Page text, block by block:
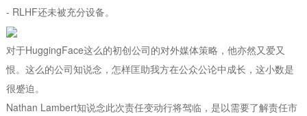
- RLHF还未被充分设备。
对于HuggingFace这么的初创公司的对外媒体策略，他亦然又爱又
恨。这么的公司知说念，怎样匡助我方在公众公论中成长，这小数是
很蹙迫。
Nathan Lambert知说念此次责任变动行将驾临，是以需要了解责任市